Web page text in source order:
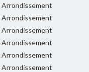
Arrondissement
Arrondissement
Arrondissement
Arrondissement
Arrondissement
Arrondissement